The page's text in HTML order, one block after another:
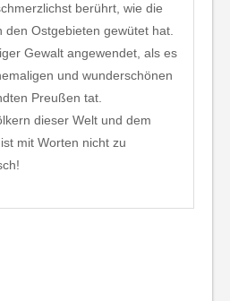
berührt, wie die
den Ostgebieten gewütet hat.
Gewalt angewendet, als es
und wunderschönen
Preußen tat.
dieser Welt und dem
mit Worten nicht zu